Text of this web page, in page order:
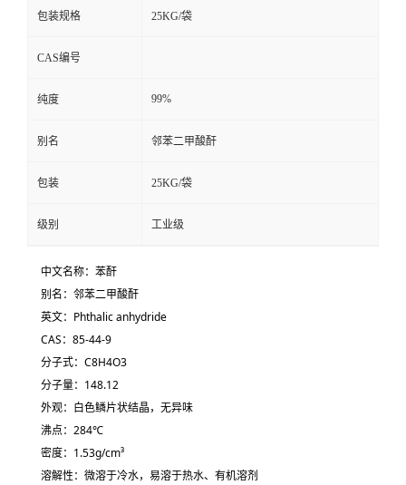
包装规格 25KG/袋
CAS编号
纯度 99%
别名 邻苯二甲酸酐
包装 25KG/袋
级别 工业级
中文名称：苯酐
别名：邻苯二甲酸酐
英文：Phthalic anhydride
CAS： 85-44-9
分子式： C8H4O3
分子量：148.12
外观：白色鳞片状结晶，无异味
沸点：284℃
密度：1.53g/cm³
溶解性：微溶于冷水，易溶于热水、有机溶剂